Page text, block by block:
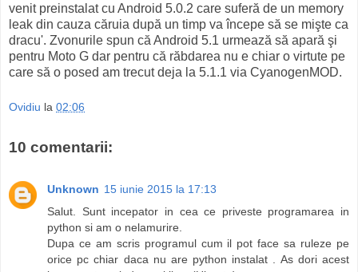
venit preinstalat cu Android 5.0.2 care suferă de un memory
leak din cauza căruia după un timp va începe să se mişte ca
dracu'. Zvonurile spun că Android 5.1 urmează să apară şi
pentru Moto G dar pentru că răbdarea nu e chiar o virtute pe
care să o posed am trecut deja la 5.1.1 via CyanogenMOD.
Ovidiu la 02:06
10 comentarii:
Unknown 15 iunie 2015 la 17:13
Salut. Sunt incepator in cea ce priveste programarea in
python si am o nelamurire.
Dupa ce am scris programul cum il pot face sa ruleze pe
orice pc chiar daca nu are python instalat . As dori acest